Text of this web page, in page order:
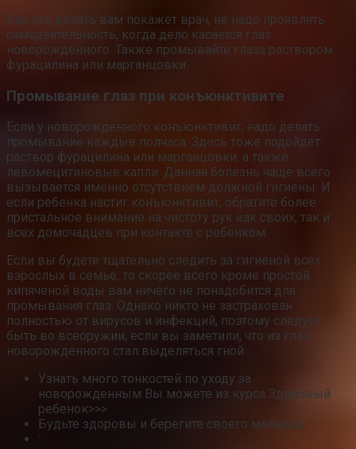
Как его делать вам покажет врач, не надо проявлять
самодеятельность, когда дело касается глаз
новорожденного. Также промывайте глаза раствором
фурацилина или марганцовки.
Промывание глаз при конъюнктивите
Если у новорожденного конъюнктивит, надо делать
промывание каждые полчаса. Здесь тоже подойдет
раствор фурацилина или марганцовки, а также
левомецитиновые капли. Данная болезнь чаще всего
вызывается именно отсутствием должной гигиены. И
если ребенка настиг конъюнктивит, обратите более
пристальное внимание на чистоту рук как своих, так и
всех домочадцев при контакте с ребенком.
Если вы будете тщательно следить за гигиеной всех
взрослых в семье, то скорее всего кроме простой
кипяченой воды вам ничего не понадобится для
промывания глаз. Однако никто не застрахован
полностью от вирусов и инфекций, поэтому следует
быть во всеоружии, если вы заметили, что из глаз
новорожденного стал выделяться гной.
Узнать много тонкостей по уходу за
новорожденным Вы можете из курса Здоровый
ребенок>>>
Будьте здоровы и берегите своего малыша.
: